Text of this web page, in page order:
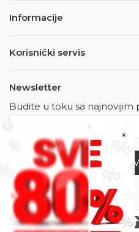
×
Informacije
Korisnički servis
Newsletter
Budite u toku sa najnovijim
Zapratite nas